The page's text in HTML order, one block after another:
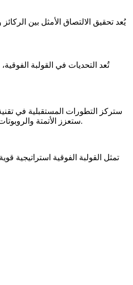
يُعد تحقيق الالتصاق الأمثل بين
تُعد التحديات في القولبة
ستركز التطورات المستقبلية في
ستعزز الأتمتة والروبوتات الدقة والإنتاجية، مما يخفض تكاليف الإنتاج ويحسن الجودة. وتشير هذه الاتجاهات إلى نمو قوي في السوق وزيادة الاعتماد في الصناعات التي تركز على الكفاءة والاستدامة.
تمثل القولبة الفوقية استراتيجية